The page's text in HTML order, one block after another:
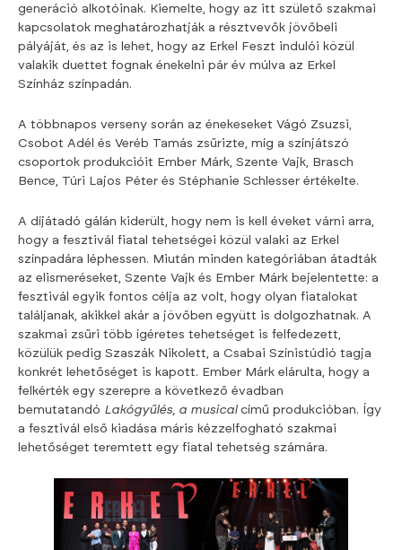
generáció alkotóinak. Kiemelte, hogy az itt születő szakmai
kapcsolatok meghatározhatják a résztvevők jövőbeli
pályáját, és az is lehet, hogy az Erkel Feszt indulói közül
valakik duettet fognak énekelni pár év múlva az Erkel
Színház színpadán.
A többnapos verseny során az énekeseket Vágó Zsuzsi,
Csobot Adél és Veréb Tamás zsűrizte, míg a színjátszó
csoportok produkcióit Ember Márk, Szente Vajk, Brasch
Bence, Túri Lajos Péter és Stéphanie Schlesser értékelte.
A díjátadó gálán kiderült, hogy nem is kell éveket várni arra,
hogy a fesztivál fiatal tehetségei közül valaki az Erkel
színpadára léphessen. Miután minden kategóriában átadták
az elismeréseket, Szente Vajk és Ember Márk bejelentette: a
fesztivál egyik fontos célja az volt, hogy olyan fiatalokat
találjanak, akikkel akár a jövőben együtt is dolgozhatnak. A
szakmai zsűri több ígéretes tehetséget is felfedezett,
közülük pedig Szaszák Nikolett, a Csabai Színistúdió tagja
konkrét lehetőséget is kapott. Ember Márk elárulta, hogy a
felkérték egy szerepre a következő évadban
bemutatandó Lakógyűlés, a musicalcímű produkcióban. Így
a fesztivál első kiadása máris kézzelfogható szakmai
lehetőséget teremtett egy fiatal tehetség számára.